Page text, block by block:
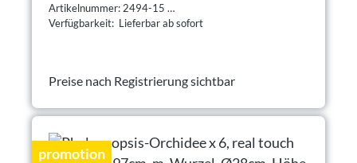
Artikelnummer: 2494-15
Verfügbarkeit: Lieferbar ab sofort
Preise nach Registrierung sichtbar
promotion